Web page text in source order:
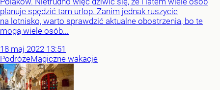
planuje spędzić tam urlop. Zanim jednak ruszycie
na lotnisko, warto sprawdzić aktualne obostrzenia, bo te
mogą wiele osób...
18 maj 2022 13:51
PodróżeMagiczne wakacje